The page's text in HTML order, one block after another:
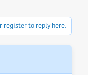
register to reply here.